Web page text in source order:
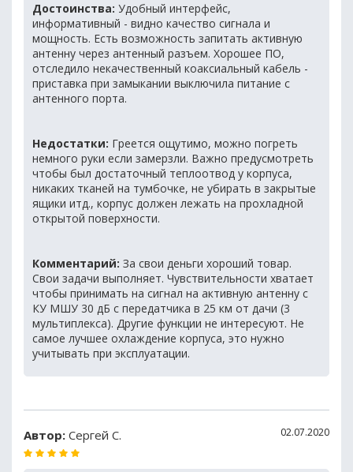
Достоинства: Удобный интерфейс,
информативный - видно качество сигнала и
мощность. Есть возможность запитать активную
антенну через антенный разъем. Хорошее ПО,
отследило некачественный коаксиальный кабель -
приставка при замыкании выключила питание с
антенного порта.
Недостатки: Греется ощутимо, можно погреть
немного руки если замерзли. Важно предусмотреть
чтобы был достаточный теплоотвод у корпуса,
никаких тканей на тумбочке, не убирать в закрытые
ящики итд., корпус должен лежать на прохладной
открытой поверхности.
Комментарий: За свои деньги хороший товар.
Свои задачи выполняет. Чувствительности хватает
чтобы принимать на сигнал на активную антенну с
КУ МШУ 30 дБ с передатчика в 25 км от дачи (3
мультиплекса). Другие функции не интересуют. Не
самое лучшее охлаждение корпуса, это нужно
учитывать при эксплуатации.
Автор: Сергей С. 02.07.2020